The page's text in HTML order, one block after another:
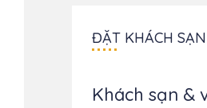
ĐẶT KHÁCH SẠN
Khách sạn &